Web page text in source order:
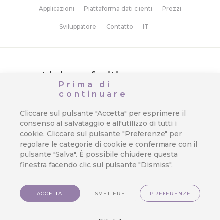
Prima di
continuare
Cliccare sul pulsante "Accetta" per esprimere il
consenso al salvataggio e all'utilizzo di tutti i
cookie. Cliccare sul pulsante "Preferenze" per
regolare le categorie di cookie e confermare con il
pulsante "Salva". È possibile chiudere questa
finestra facendo clic sul pulsante "Dismiss".
ACCETTA SMETTERE PREFERENZE
Applicazioni Piattaforma dati clienti Prezzi
Sviluppatore Contatto IT
Link preferiti
Piattaforma dati clienti
Applicazioni
Prezzi
GDPR e protezione dei dati
Suggerimenti e trucchi
Integrazione
Supporto
Sviluppatore